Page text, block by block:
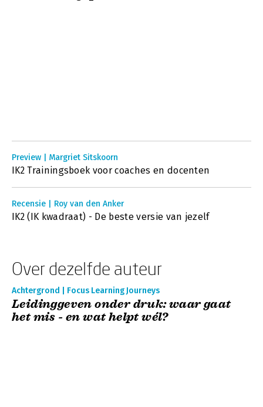
Preview | Margriet Sitskoorn
IK2 Trainingsboek voor coaches en docenten
Recensie | Roy van den Anker
IK2 (IK kwadraat) - De beste versie van jezelf
Over dezelfde auteur
Achtergrond | Focus Learning Journeys
Leidinggeven onder druk: waar gaat
het mis - en wat helpt wél?